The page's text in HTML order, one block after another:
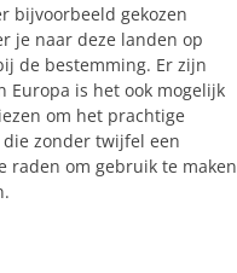
bijvoorbeeld gekozen
je naar deze landen op
de bestemming. Er zijn
Europa is het ook mogelijk
om het prachtige
zonder twijfel een
raden om gebruik te maken